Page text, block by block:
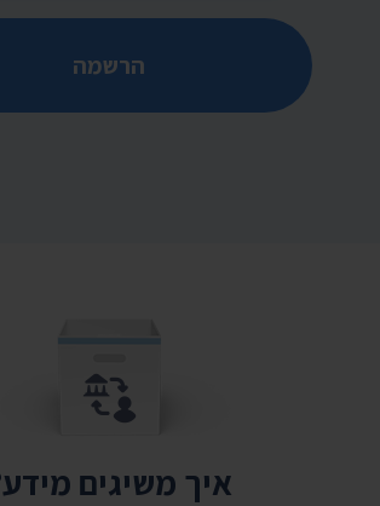
הרשמה
איך משיגים